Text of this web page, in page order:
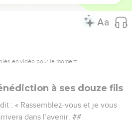
en vidéo pour le moment.
à ses douze fils
: « Rassemblez-vous et je vous
dans l’avenir. ##